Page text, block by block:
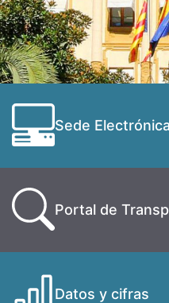
Sede Electrónica
Portal de
Datos y cifras